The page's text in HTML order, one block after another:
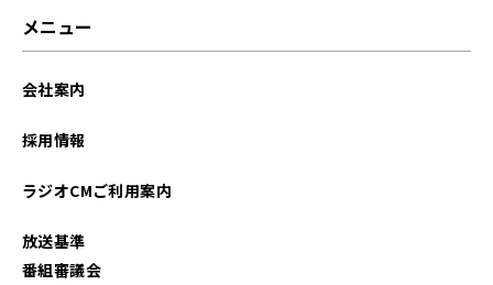
メニュー
会社案内
採用情報
ラジオCMご利用案内
放送基準
番組審議会